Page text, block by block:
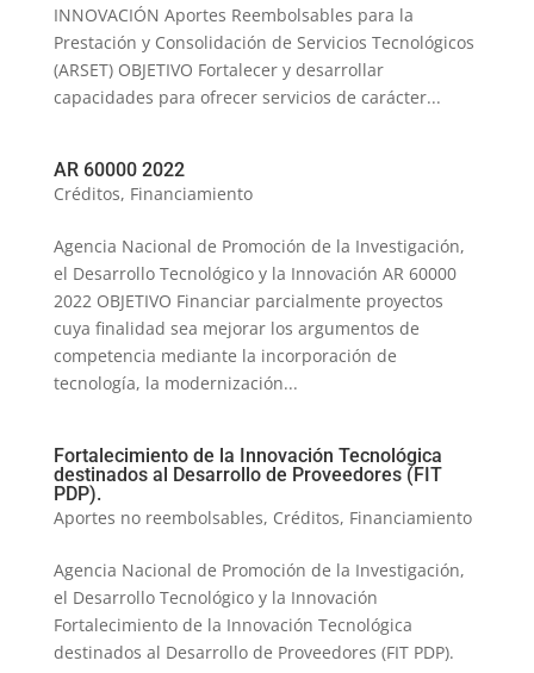
INNOVACIÓN Aportes Reembolsables para la
Prestación y Consolidación de Servicios Tecnológicos
(ARSET) OBJETIVO Fortalecer y desarrollar
capacidades para ofrecer servicios de carácter...
AR 60000 2022
Créditos, Financiamiento
Agencia Nacional de Promoción de la Investigación,
el Desarrollo Tecnológico y la Innovación AR 60000
2022 OBJETIVO Financiar parcialmente proyectos
cuya finalidad sea mejorar los argumentos de
competencia mediante la incorporación de
tecnología, la modernización...
Fortalecimiento de la Innovación Tecnológica
destinados al Desarrollo de Proveedores (FIT
PDP).
Aportes no reembolsables, Créditos, Financiamiento
Agencia Nacional de Promoción de la Investigación,
el Desarrollo Tecnológico y la Innovación
Fortalecimiento de la Innovación Tecnológica
destinados al Desarrollo de Proveedores (FIT PDP).